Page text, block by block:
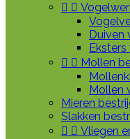
 
Duiven
Eksters
  Mollen
Mollen
Mieren
Slakken
  Vliegen